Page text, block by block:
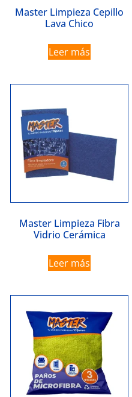
Master Limpieza Cepillo
Lava Chico
Leer más
Master Limpieza Fibra
Vidrio Cerámica
Leer más